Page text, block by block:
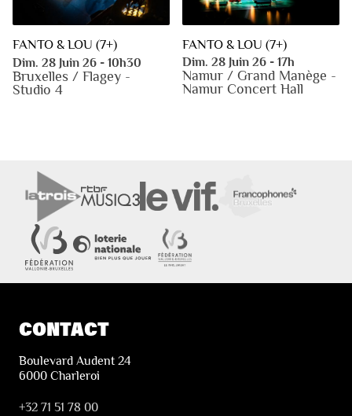
FANTO & LOU (7+)
Dim. 28 Juin 26 - 10h30
Bruxelles / Flagey -
Studio 4
FANTO & LOU (7+)
Dim. 28 Juin 26 - 17h
Namur / Grand Manège -
Namur Concert Hall
CONTACT
Boulevard Audent 24
6000 Charleroi
+32 71 51 78 00